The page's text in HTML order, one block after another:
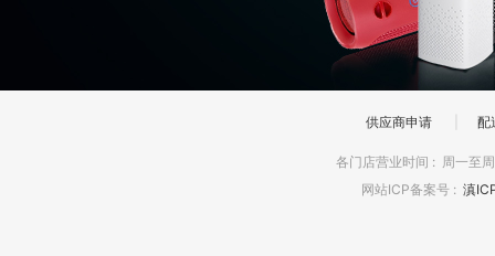
供应商申请 配
各门店营业时间 : 周一至
网站ICP备案号 : 滇